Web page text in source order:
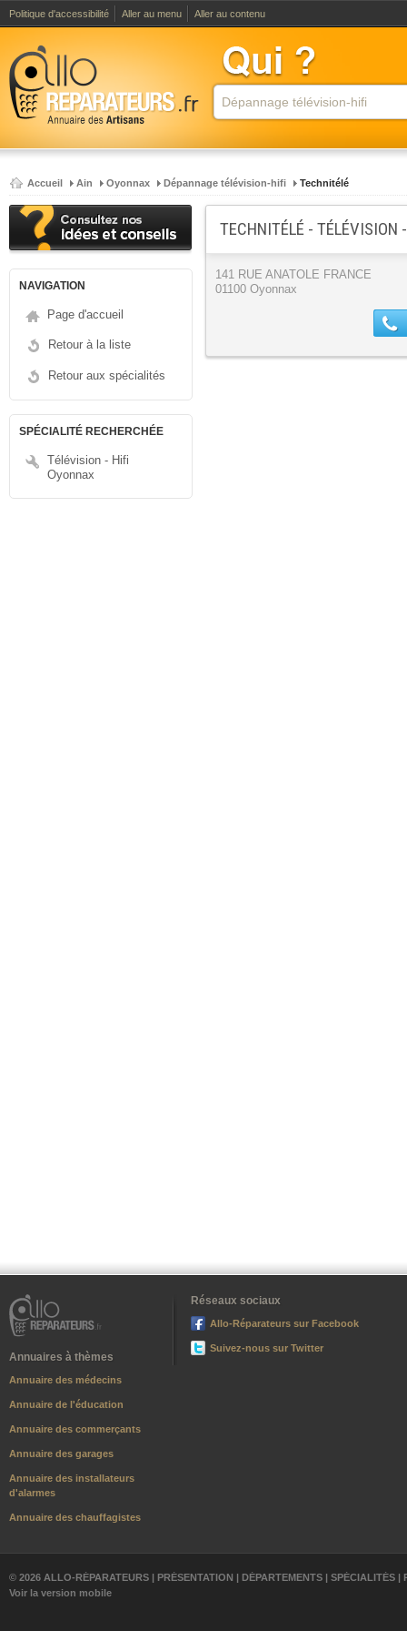
Politique d'accessibilité Aller au menu Aller au contenu
Accueil Ain Oyonnax Dépannage télévision-hifi Technitélé
NAVIGATION
Page d'accueil
Retour à la liste
Retour aux spécialités
SPÉCIALITÉ RECHERCHÉE
Télévision - Hifi
Oyonnax
TECHNITÉLÉ - TÉLÉVISION
141 RUE ANATOLE FRANCE
01100 Oyonnax
Annuaires à thèmes
Annuaire des médecins
Annuaire de l'éducation
Annuaire des commerçants
Annuaire des garages
Annuaire des installateurs
d'alarmes
Annuaire des chauffagistes
Réseaux sociaux
Allo-Réparateurs sur Facebook
Suivez-nous sur Twitter
© 2026 ALLO-RÉPARATEURS | PRÉSENTATION | DÉPARTEMENTS | SPÉCIALITÉS |
Voir la version mobile